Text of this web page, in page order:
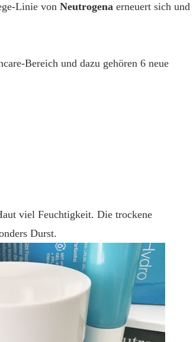
Linie von Neutrogena erneuert sich und
Bereich und dazu gehören 6 neue
viel Feuchtigkeit. Die trockene
Durst.